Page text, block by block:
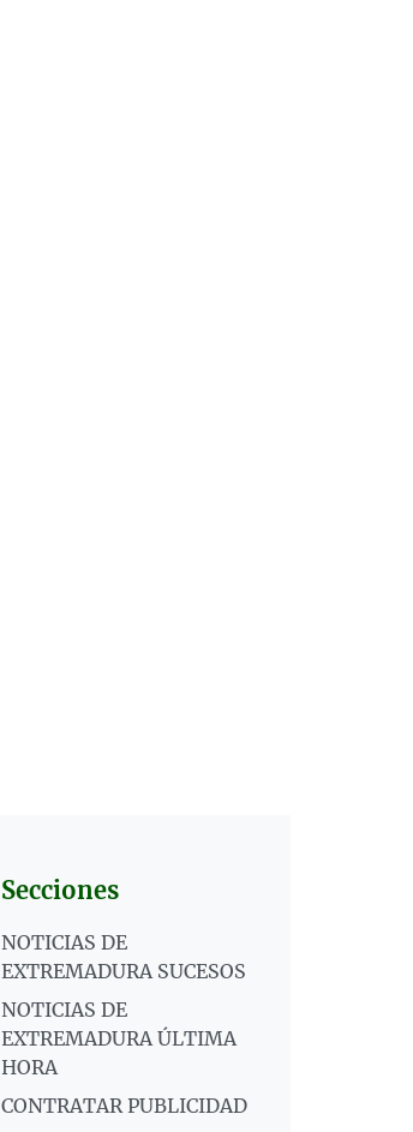
Secciones
NOTICIAS DE
EXTREMADURA SUCESOS
NOTICIAS DE
EXTREMADURA ÚLTIMA
HORA
CONTRATAR PUBLICIDAD